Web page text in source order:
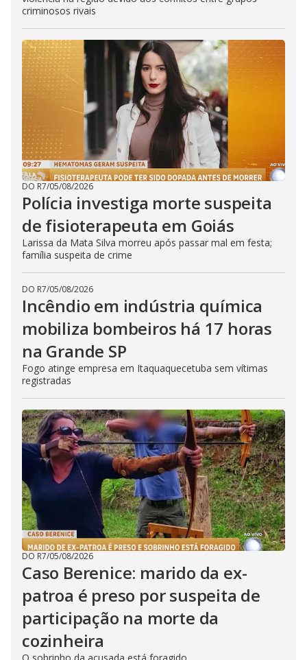
criminosos rivais
DO R7/05/08/2026
Polícia investiga morte suspeita
de fisioterapeuta em Goiás
Larissa da Mata Silva morreu após passar mal em festa;
família suspeita de crime
DO R7/05/08/2026
Incêndio em indústria química
mobiliza bombeiros há 17 horas
na Grande SP
Fogo atinge empresa em Itaquaquecetuba sem vítimas
registradas
DO R7/05/08/2026
Caso Berenice: marido da ex-
patroa é preso por suspeita de
participação na morte da
cozinheira